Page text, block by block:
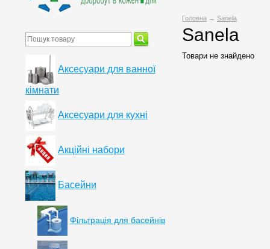
Головна → Sanela
Sanela
Товари не знайдено
Аксесуари для ванної
кімнати
Аксесуари для кухні
Акційні набори
Басейни
Фільтрація для басейнів